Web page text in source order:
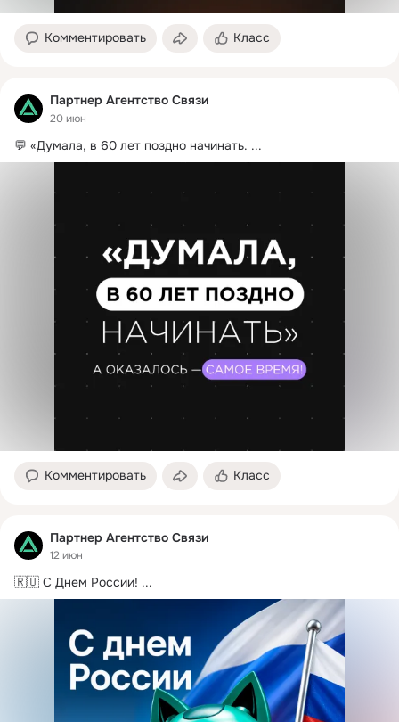
Комментировать Класс
Партнер Агентство Связи
20 июн
💬 «Думала, в 60 лет поздно начинать. ...
Комментировать Класс
Партнер Агентство Связи
12 июн
🇷🇺 С Днем России! ...